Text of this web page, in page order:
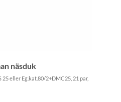
näsduk
25 eller Eg.kat.80/2+DMC25, 21 par,